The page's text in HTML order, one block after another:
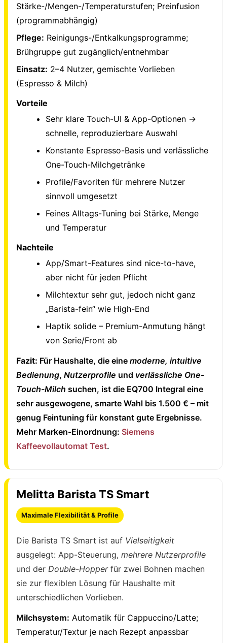
Stärke-/Mengen-/Temperaturstufen; Preinfusion
(programmabhängig)
Pflege: Reinigungs-/Entkalkungsprogramme;
Brühgruppe gut zugänglich/entnehmbar
Einsatz: 2–4 Nutzer, gemischte Vorlieben
(Espresso & Milch)
Vorteile
Sehr klare Touch-UI & App-Optionen →
schnelle, reproduzierbare Auswahl
Konstante Espresso-Basis und verlässliche
One-Touch-Milchgetränke
Profile/Favoriten für mehrere Nutzer
sinnvoll umgesetzt
Feines Alltags-Tuning bei Stärke, Menge
und Temperatur
Nachteile
App/Smart-Features sind nice-to-have,
aber nicht für jeden Pflicht
Milchtextur sehr gut, jedoch nicht ganz
„Barista-fein“ wie High-End
Haptik solide – Premium-Anmutung hängt
von Serie/Front ab
Fazit: Für Haushalte, die eine moderne, intuitive
Bedienung, Nutzerprofile und verlässliche One-
Touch-Milch suchen, ist die EQ700 Integral eine
sehr ausgewogene, smarte Wahl bis 1.500 € – mit
genug Feintuning für konstant gute Ergebnisse.
Mehr Marken-Einordnung: Siemens
Kaffeevollautomat Test.
Melitta Barista TS Smart
Maximale Flexibilität & Profile
Die Barista TS Smart ist auf Vielseitigkeit
ausgelegt: App-Steuerung, mehrere Nutzerprofile
und der Double-Hopperfür zwei Bohnen machen
sie zur flexiblen Lösung für Haushalte mit
unterschiedlichen Vorlieben.
Milchsystem: Automatik für Cappuccino/Latte;
Temperatur/Textur je nach Rezept anpassbar